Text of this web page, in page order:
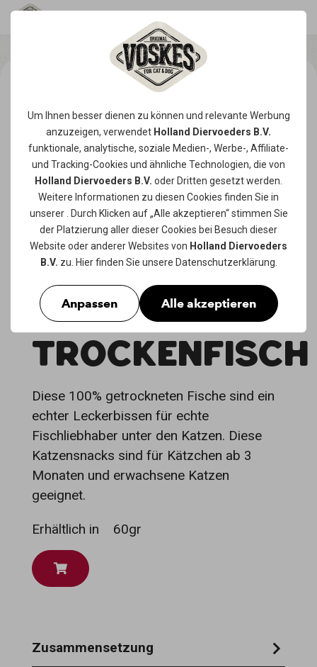
Um Ihnen besser dienen zu können und relevante Werbung
anzuzeigen, verwendet Holland Diervoeders B.V.
funktionale, analytische, soziale Medien-, Werbe-, Affiliate-
und Tracking-Cookies und ähnliche Technologien, die von
Holland Diervoeders B.V. oder Dritten gesetzt werden.
Weitere Informationen zu diesen Cookies finden Sie in
unserer
. Durch Klicken auf „Alle akzeptieren“ stimmen Sie
der Platzierung aller dieser Cookies bei Besuch dieser
Website oder anderer Websites von Holland Diervoeders
B.V. zu. Hier finden Sie unsere Datenschutzerklärung
Anpassen Alle akzeptieren
TROCKENFISCH
Diese 100% getrockneten Fische sind ein
echter Leckerbissen für echte
Fischliebhaber unter den Katzen. Diese
Katzensnacks sind für Kätzchen ab 3
Monaten und erwachsene Katzen
geeignet.
Erhältlich in 60gr
Zusammensetzung